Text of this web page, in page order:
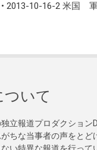
• 2013-10-16-2 米国 軍
いて
立報道プロダクショ
ちな当事者の声をと